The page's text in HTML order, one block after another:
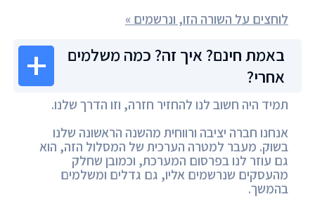
לוחצים על השורה הזו, ונרשמים »
באמת חינם? איך זה? כמה משלמים
אחרי?
תמיד היה חשוב לנו להחזיר חזרה, וזו הדרך שלנו.
אנחנו חברה יציבה ורווחית מהשנה הראשונה שלנו
בשוק. מעבר למטרה הערכית של המסלול הזה, הוא
גם עוזר לנו בפרסום המערכת, וכמובן שחלק
מהעסקים שנרשמים אליו, גם גדלים ומשלמים
בהמשך.